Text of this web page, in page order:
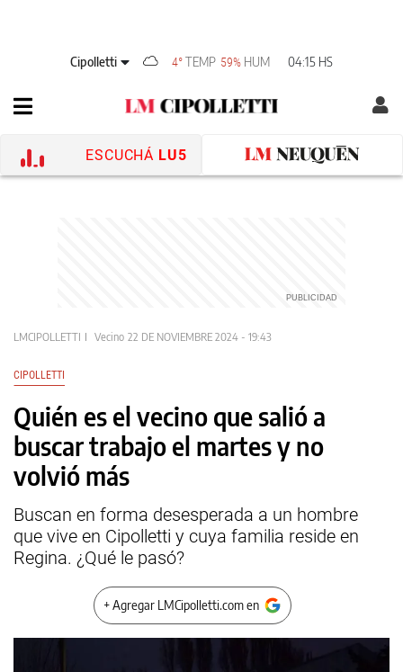
Cipolletti 4° TEMP 59% HUM 04:15 HS
ESCUCHÁ LU5
LMCIPOLLETTI Vecino 22 DE NOVIEMBRE 2024 - 19:43
CIPOLLETTI
Quién es el vecino que salió a
buscar trabajo el martes y no
volvió más
Buscan en forma desesperada a un hombre
que vive en Cipolletti y cuya familia reside en
Regina. ¿Qué le pasó?
+ Agregar LMCipolletti.com en